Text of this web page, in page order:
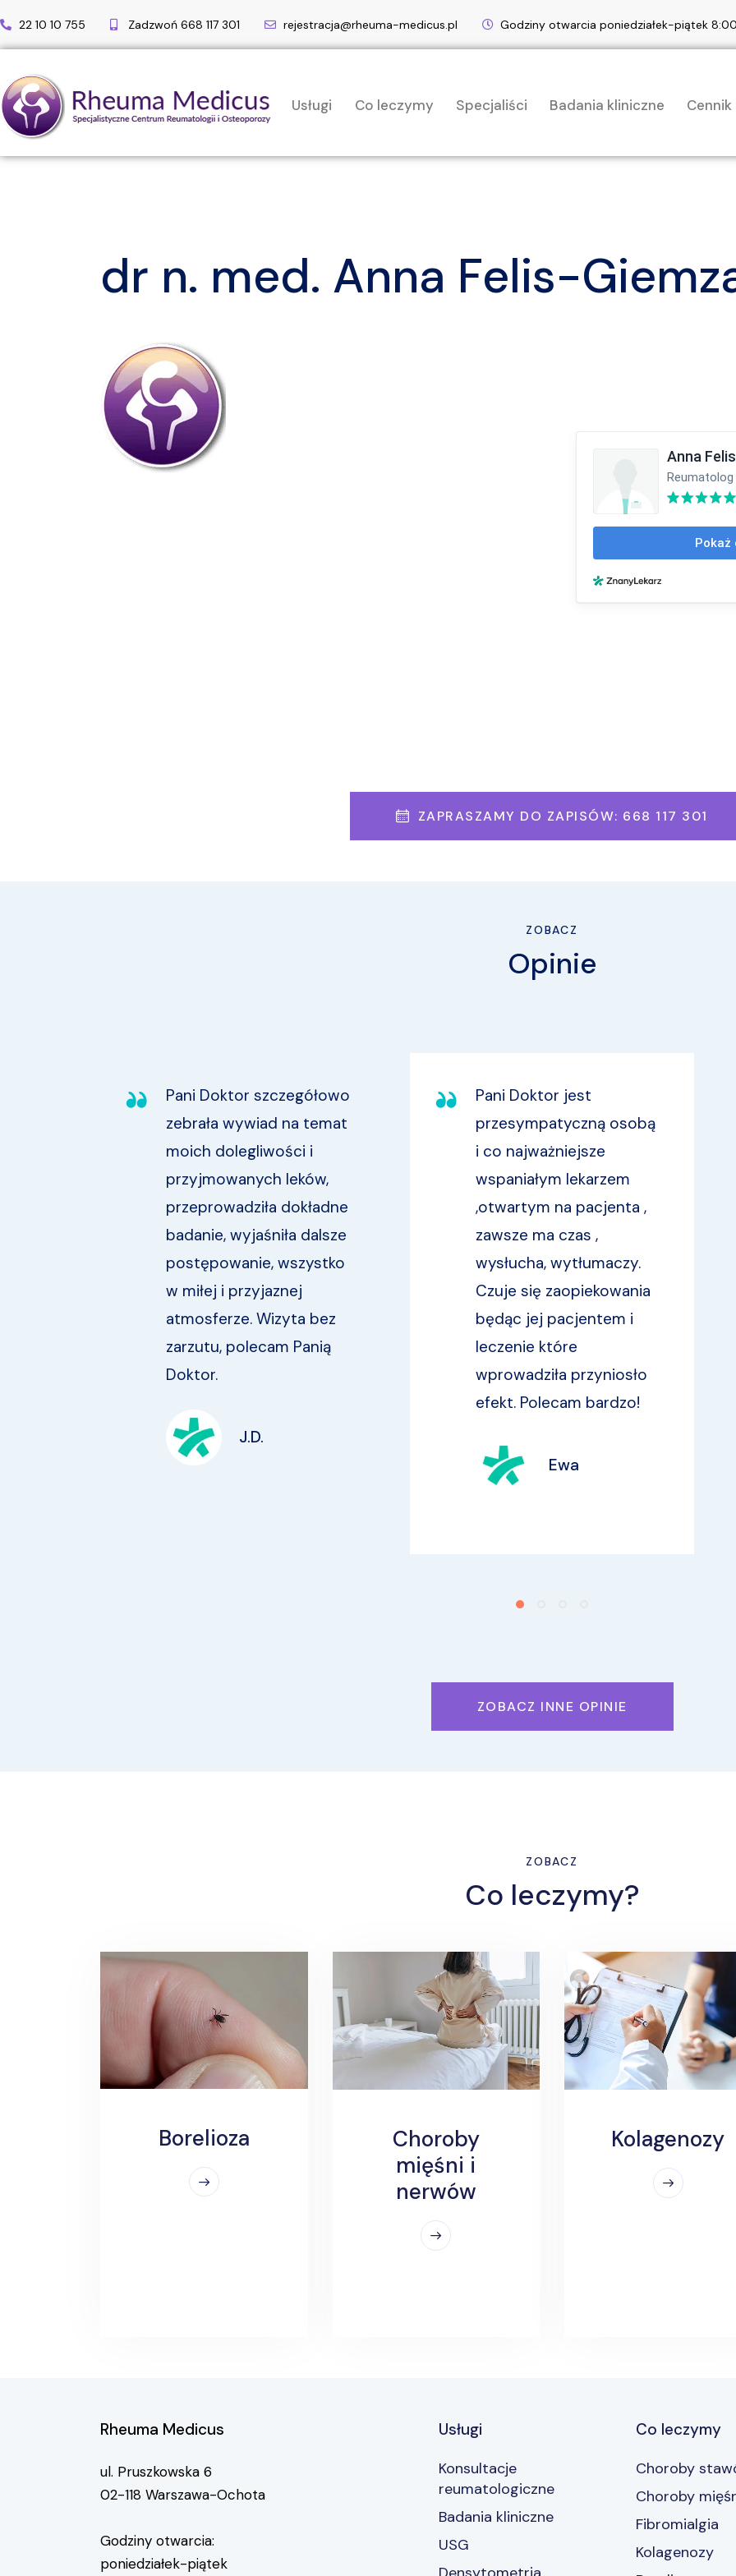
22 10 10 755 Zadzwoń 668 117 301 rejestracja@rheuma-medicus.pl Godziny otwarcia poniedziałek-piątek
Usługi Co leczymy Specjaliści Badania kliniczne Cennik
dr n. med. Anna Felis-
ZAPRASZAMY DO ZAPISÓW: 668 117 301
ZOBACZ
Opinie
Pani Doktor szczegółowo
zebrała wywiad na temat
moich dolegliwości i
przyjmowanych leków,
przeprowadziła dokładne
badanie, wyjaśniła dalsze
postępowanie, wszystko
w miłej i przyjaznej
atmosferze. Wizyta bez
zarzutu, polecam Panią
Doktor.
J.D.
Pani Doktor jest
przesympatyczną osobą
i co najważniejsze
wspaniałym lekarzem
,otwartym na pacjenta ,
zawsze ma czas ,
wysłucha, wytłumaczy.
Czuje się zaopiekowania
będąc jej pacjentem i
leczenie które
wprowadziła przyniosło
efekt. Polecam bardzo!
Ewa
ZOBACZ INNE OPINIE
ZOBACZ
Co leczymy?
Borelioza
Choroby
mięśni i
nerwów
Kolagenozy
Rheuma Medicus
ul. Pruszkowska 6
02-118 Warszawa-Ochota
Godziny otwarcia:
poniedziałek-piątek
Usługi
Konsultacje
reumatologiczne
Badania kliniczne
USG
Co leczymy
Choroby
Choroby
Fibromialgia
Kolagenozy